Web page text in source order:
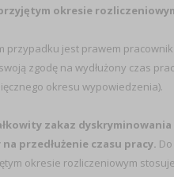
okresie
przypadku jest prawem
zgodę na wydłużony czas
okresu wypowiedzenia).
zakaz
przedłużenie czasu pracy.
okresie rozliczeniowym